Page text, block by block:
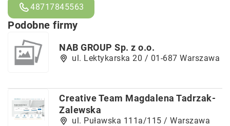
48717845563
Podobne firmy
NAB GROUP Sp. z o.o.
ul. Lektykarska 20 / 01-687 Warszawa
Creative Team Magdalena Tadrzak-
Zalewska
ul. Puławska 111a/115 / Warszawa